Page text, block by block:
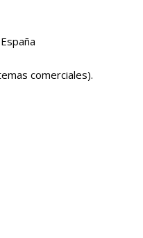
comerciales).